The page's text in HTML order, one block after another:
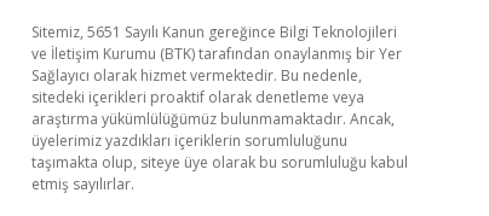
Sitemiz, 5651 Sayılı Kanun gereğince Bilgi Teknolojileri
ve İletişim Kurumu (BTK) tarafından onaylanmış bir Yer
Sağlayıcı olarak hizmet vermektedir. Bu nedenle,
sitedeki içerikleri proaktif olarak denetleme veya
araştırma yükümlülüğümüz bulunmamaktadır. Ancak,
üyelerimiz yazdıkları içeriklerin sorumluluğunu
taşımakta olup, siteye üye olarak bu sorumluluğu kabul
etmiş sayılırlar.